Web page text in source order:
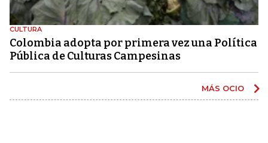
CULTURA
Colombia adopta por primera vez una Política
Pública de Culturas Campesinas
MÁS OCIO